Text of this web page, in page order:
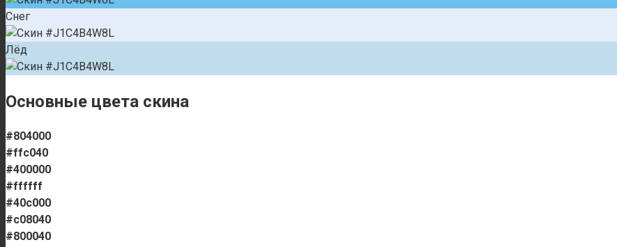
Снег
Лёд
Основные цвета скина
#804000
#ffc040
#400000
#ffffff
#40c000
#c08040
#800040